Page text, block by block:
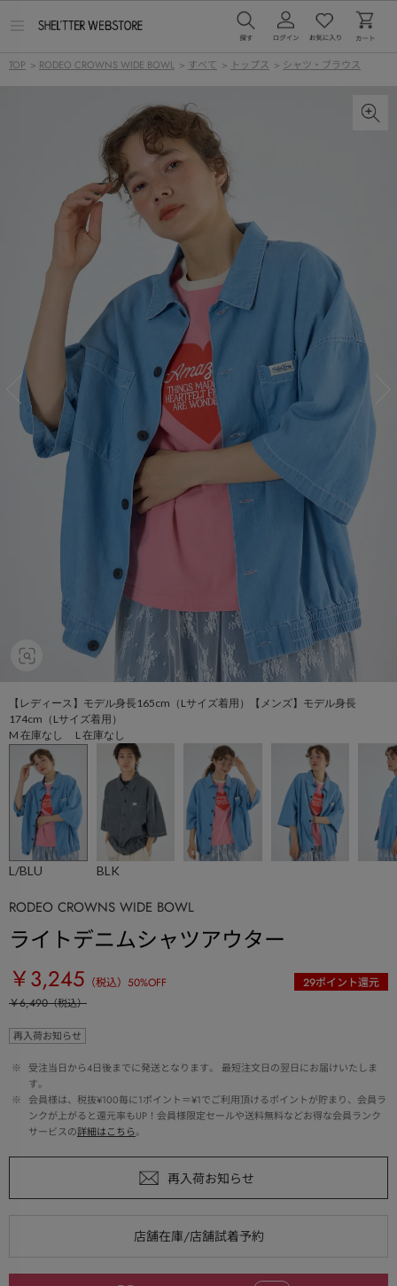
ー
TOP > RODEO CROWNS WIDE BOWL > すべて > トップス > シャツ・ブラウス
【レディース】モデル身長165cm（Lサイズ着用）【メンズ】モデル身長
174cm（Lサイズ着用）
M 在庫なし L 在庫なし
L/BLU BLK
RODEO CROWNS WIDE BOWL
ライトデニムシャツアウター
￥3,245 （税込） 50%OFF 29ポイント還元
￥6,490（税込）
再入荷お知らせ
※
受注当日から4日後までに発送となります。 最短注文日の翌日にお届けいたしま
す。
※
会員様は、税抜¥100毎に1ポイント＝¥1でご利用頂けるポイントが貯まり、会員ラ
ンクが上がると還元率もUP！会員様限定セールや送料無料などお得な会員ランク
サービスの詳細はこちら。